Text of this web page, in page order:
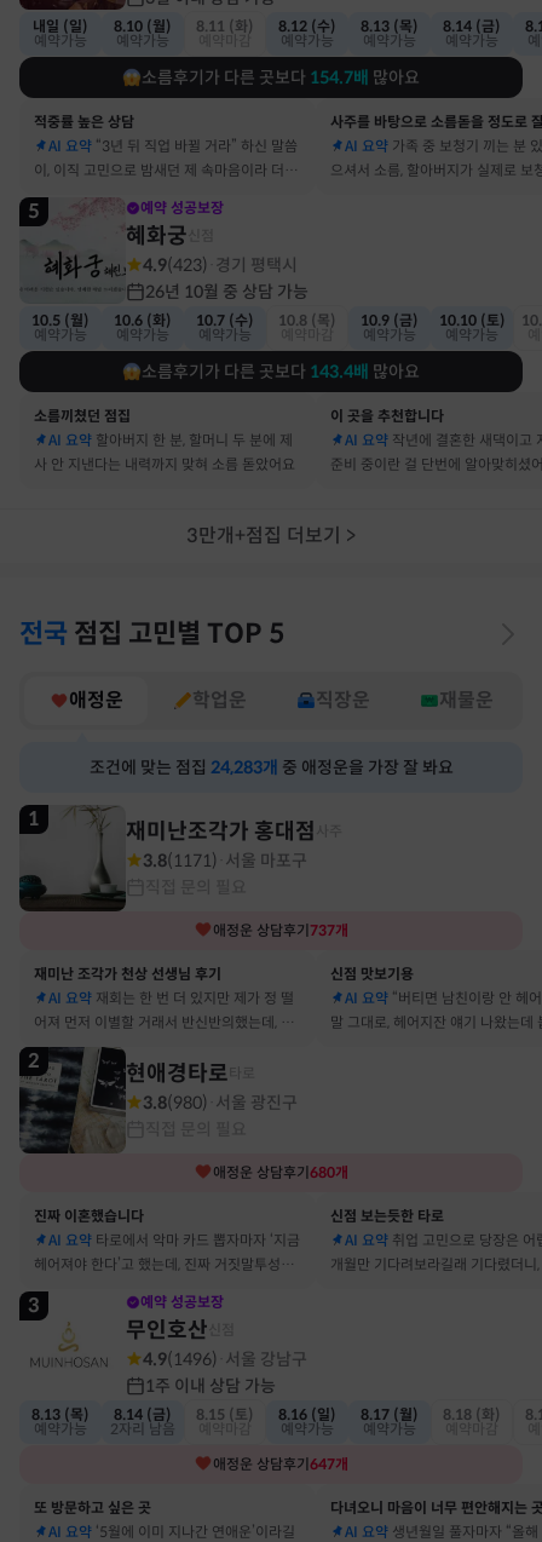
내일 (일)
예약가능
8.10 (월)
예약가능
8.11 (화)
8.12 (수)
예약가능
8.13 (목)
예약가능
8.14 (금)
예약가능
소름후기가 다른 곳보다 154.7배 많아요
적중률 높은 상담
AI 요약 “3년 뒤 직업 바뀔 거라” 하신 말씀
이, 이직 고민으로 밤새던 제 속마음이라 더 신
기했어요
AI 요약 가족 중 보청기 끼는 분
으셔서 소름, 할아버지가 실제로 보
5 예약 성공보장
혜화궁
4.9(423) 경기 평택시
26년 10월 중 상담 가능
10.5 (월)
예약가능
10.6 (화)
예약가능
10.7 (수)
예약가능
10.8 (목)
10.9 (금)
예약가능
10.10 (토)
예약가능
소름후기가 다른 곳보다 143.4배 많아요
소름끼쳤던 점집
AI 요약 할아버지 한 분, 할머니 두 분에 제
사 안 지낸다는 내력까지 맞혀 소름 돋았어요
이 곳을 추천합니다
AI 요약 작년에 결혼한 새댁이고
준비 중이란 걸 단번에 알아맞히셨
3만개+점집 더보기 >
전국 점집 고민별 TOP 5
애정운 학업운 직장운 재물운
조건에 맞는 점집 24,283개 중 애정운을 가장 잘 봐요
1 재미난조각가 홍대점
3.8(1171) 서울 마포구
애정운 상담후기 737개
재미난 조각가 천상 선생님 후기
AI 요약 재회는 한 번 더 있지만 제가 정 떨
어져 먼저 이별할 거래서 반신반의했는데, 정
말 재회 후 제가 먼저 헤어지자고 했어요
신점 맛보기용
AI 요약 “버티면 남친이랑 안 헤
말 그대로, 헤어지잔 얘기 나왔는데
2 현애경타로
3.8(980) 서울 광진구
애정운 상담후기 680개
진짜 이혼했습니다
AI 요약 타로에서 악마 카드 뽑자마자 ‘지금
헤어져야 한다’고 했는데, 진짜 거짓말투성이
결혼 생활 끝에 이혼 숙고 중이에요
신점 보는듯한 타로
AI 요약 취업 고민으로 당장은 어
개월만 기다려보라길래 기다렸더니
3 예약 성공보장
무인호산
4.9(1496) 서울 강남구
1주 이내 상담 가능
8.13 (목)
예약가능
8.14 (금)
2자리 남음
8.15 (토)
8.16 (일)
예약가능
8.17 (월)
예약가능
8.18 (화)
애정운 상담후기 647개
또 방문하고 싶은 곳
AI 요약 ‘5월에 이미 지나간 연애운’이라길
다녀오니 마음이 너무 편안해지는
AI 요약 생년월일 풀자마자 “올